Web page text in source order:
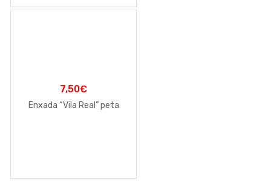
7,50€
Enxada “Vila Real” peta